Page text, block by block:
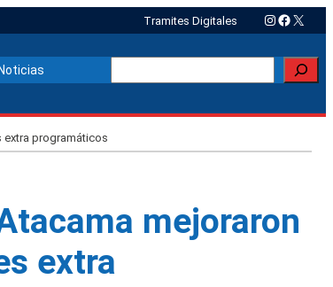
Tramites Digitales Instagram
X
Noticias
extra programáticos
mejoraron
extra